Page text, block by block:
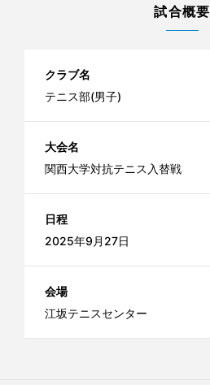
試合概要
クラブ名
テニス部(男子)
大会名
関西大学対抗テニス入替戦
日程
2025年9月27日
会場
江坂テニスセンター